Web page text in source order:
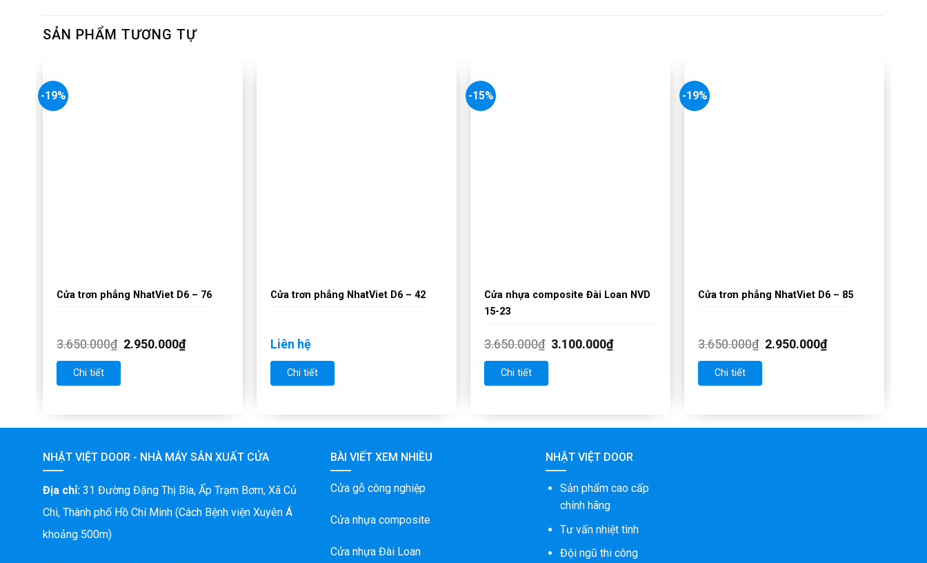
SẢN PHẨM TƯƠNG TỰ
-19%
Cửa trơn phẳng NhatViet D6 – 76
3.650.000₫ 2.950.000₫
Chi tiết
Cửa trơn phẳng NhatViet D6 – 42
Liên hệ
Chi tiết
-15%
Cửa nhựa composite Đài Loan NVD
15-23
3.650.000₫ 3.100.000₫
Chi tiết
-19%
Cửa trơn phẳng NhatViet D6 – 85
3.650.000₫ 2.950.000₫
Chi tiết
NHẬT VIỆT DOOR - NHÀ MÁY SẢN XUẤT CỬA
Địa chỉ: 31 Đường Đặng Thị Bìa, Ấp Trạm Bơm, Xã Củ
Chi, Thành phố Hồ Chí Minh (Cách Bệnh viện Xuyên Á
khoảng 500m)
BÀI VIẾT XEM NHIỀU
Cửa gỗ công nghiệp
Cửa nhựa composite
Cửa nhựa Đài Loan
NHẬT VIỆT DOOR
Sản phẩm cao cấp
chính hãng
Tư vấn nhiệt tình
Đội ngũ thi công